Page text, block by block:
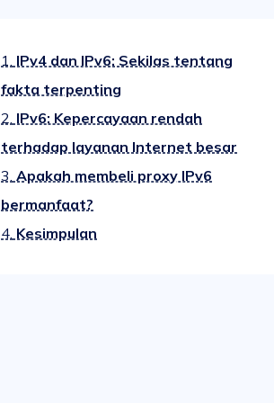
1. IPv4 dan IPv6: Sekilas tentang
fakta terpenting
2. IPv6: Kepercayaan rendah
terhadap layanan Internet besar
3. Apakah membeli proxy IPv6
bermanfaat?
4. Kesimpulan